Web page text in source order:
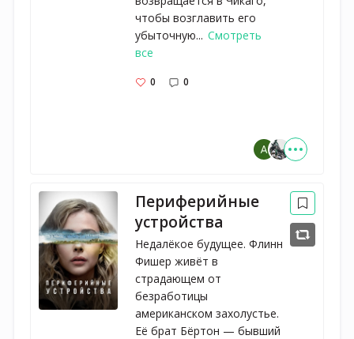
чтобы возглавить его
убыточную... Смотреть
все
0 0
Периферийные
устройства
Недалёкое будущее. Флинн
Фишер живёт в
страдающем от
безработицы
американском захолустье.
Её брат Бёртон — бывший